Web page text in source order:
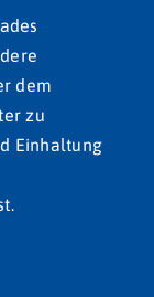
dem
zu
Einhaltung